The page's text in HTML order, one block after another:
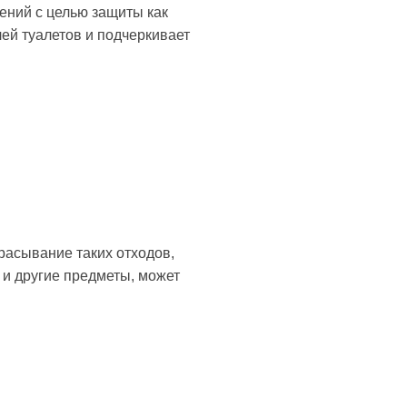
с целью защиты как
туалетов и подчеркивает
таких отходов,
и другие предметы, может